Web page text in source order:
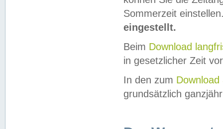
Sommerzeit
eingestellt.
Beim Download
in gesetzlicher Zeit
In den zum Download
grundsätzlich